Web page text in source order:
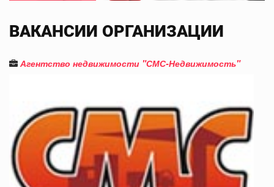
ВАКАНСИИ ОРГАНИЗАЦИИ
Агентство недвижимости "СМС-Недвижимость"